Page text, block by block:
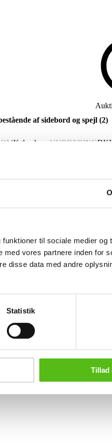
til sociale medier og
vores partnere inden for
disse data med andre
Statistik
Tillad
af sidebord og spejl (2)
København VURDERING
af et sidebord med stel af
40 cm. samt et spejl med ramme af
email.